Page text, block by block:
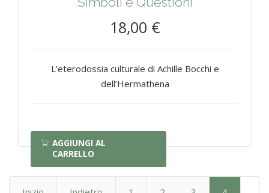
18,00 €
L’eterodossia culturale di Achille Bocchi e
dell’Hermathena
AGGIUNGI AL
CARRELLO